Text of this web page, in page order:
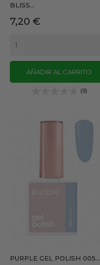
BLISS...
Precio
7,20 €
AÑADIR AL CARRITO
(0)
PURPLE GEL POLISH 005...